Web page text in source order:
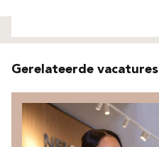
Gerelateerde vacatures